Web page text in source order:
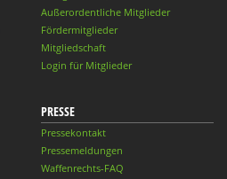
Außerordentliche Mitglieder
Fördermitglieder
Mitgliedschaft
Login für Mitglieder
PRESSE
Pressekontakt
Pressemeldungen
Waffenrechts-FAQ